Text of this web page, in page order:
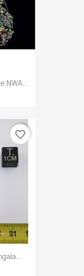
NWA...
favorite_border